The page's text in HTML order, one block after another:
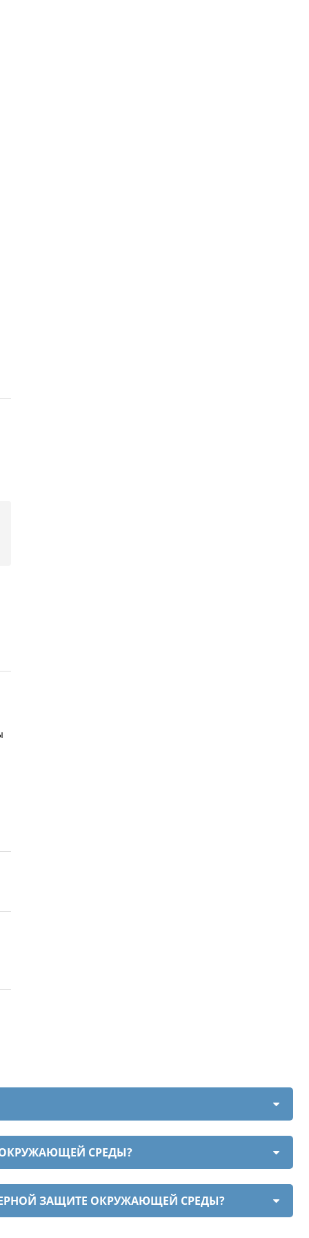
СРЕДЫ?
ЗАЩИТЕ ОКРУЖАЮЩЕЙ СРЕДЫ?